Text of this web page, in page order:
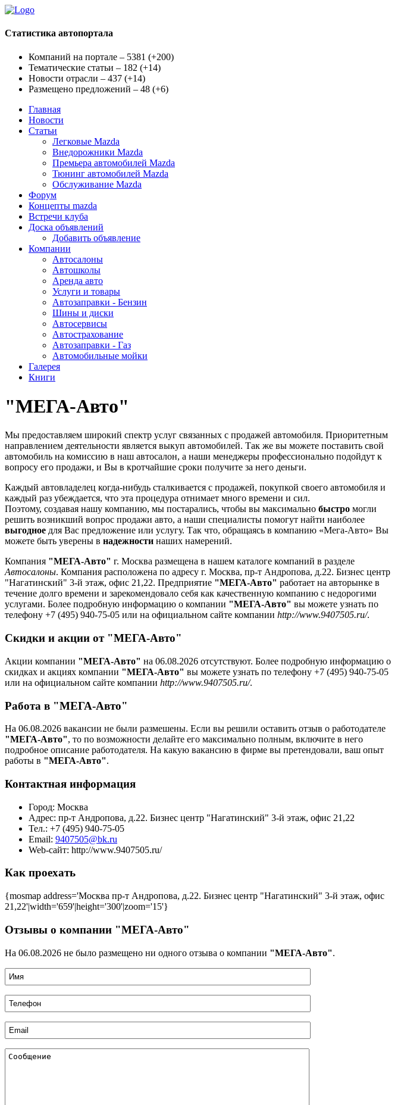
Статистика автопортала
Компаний на портале – 5381 (+200)
Тематические статьи – 182 (+14)
Новости отрасли – 437 (+14)
Размещено предложений – 48 (+6)
Главная
Новости
Статьи
Легковые Mazda
Внедорожники Mazda
Премьера автомобилей Mazda
Тюнинг автомобилей Mazda
Обслуживание Mazda
Форум
Концепты mazda
Встречи клуба
Доска объявлений
Добавить объявление
Компании
Автосалоны
Автошколы
Аренда авто
Услуги и товары
Автозаправки - Бензин
Шины и диски
Автосервисы
Автострахование
Автозаправки - Газ
Автомобильные мойки
Галерея
Книги
"МЕГА-Авто"
Мы предоставляем широкий спектр услуг связанных с продажей автомобиля. Приоритетным
направлением деятельности является выкуп автомобилей. Так же вы можете поставить свой
автомобиль на комиссию в наш автосалон, а наши менеджеры профессионально подойдут к
вопросу его продажи, и Вы в кротчайшие сроки получите за него деньги.
Каждый автовладелец когда-нибудь сталкивается с продажей, покупкой своего автомобиля и
каждый раз убеждается, что эта процедура отнимает много времени и сил.
Поэтому, создавая нашу компанию, мы постарались, чтобы вы максимально быстро могли
решить возникший вопрос продажи авто, а наши специалисты помогут найти наиболее
выгодное для Вас предложение или услугу. Так что, обращаясь в компанию «Мега-Авто» Вы
можете быть уверены в надежности наших намерений.
Компания "МЕГА-Авто" г. Москва размещена в нашем каталоге компаний в разделе
Автосалоны. Компания расположена по адресу г. Москва, пр-т Андропова, д.22. Бизнес центр
"Нагатинский" 3-й этаж, офис 21,22. Предприятие "МЕГА-Авто" работает на авторынке в
течение долго времени и зарекомендовало себя как качественную компанию с недорогими
услугами. Более подробную информацию о компании "МЕГА-Авто" вы можете узнать по
телефону +7 (495) 940-75-05 или на официальном сайте компании http://www.9407505.ru/.
Скидки и акции от "МЕГА-Авто"
Акции компании "МЕГА-Авто" на 06.08.2026 отсутствуют. Более подробную информацию о
скидках и акциях компании "МЕГА-Авто" вы можете узнать по телефону +7 (495) 940-75-05
или на официальном сайте компании http://www.9407505.ru/.
Работа в "МЕГА-Авто"
На 06.08.2026 вакансии не были размешены. Если вы решили оставить отзыв о работодателе
"МЕГА-Авто", то по возможности делайте его максимально полным, включите в него
подробное описание работодателя. На какую вакансию в фирме вы претендовали, ваш опыт
работы в "МЕГА-Авто".
Контактная информация
Город: Москва
Адрес: пр-т Андропова, д.22. Бизнес центр "Нагатинский" 3-й этаж, офис 21,22
Тел.: +7 (495) 940-75-05
Email: 9407505@bk.ru
Web-сайт: http://www.9407505.ru/
Как проехать
{mosmap address='Москва пр-т Андропова, д.22. Бизнес центр "Нагатинский" 3-й этаж, офис
21,22'|width='659'|height='300'|zoom='15'}
Отзывы о компании "МЕГА-Авто"
На 06.08.2026 не было размещено ни одного отзыва о компании "МЕГА-Авто".